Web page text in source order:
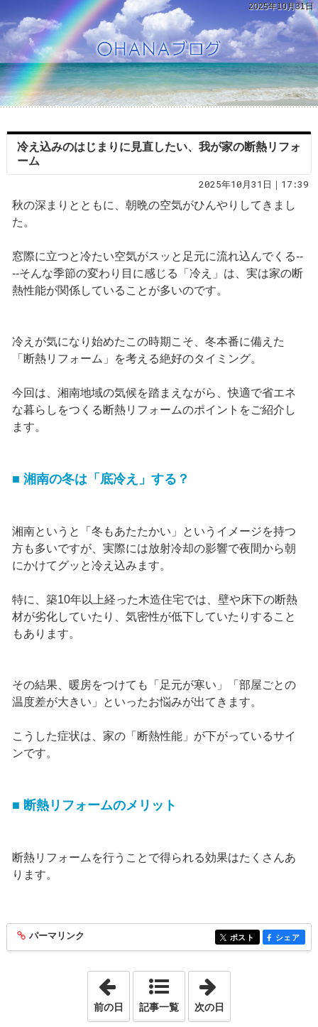
2025年10月31日
冷え込みのはじまりに見直したい、我が家の断熱リフォ
ーム
2025年10月31日｜17:39
秋の深まりとともに、朝晩の空気がひんやりしてきまし
た。
窓際に立つと冷たい空気がスッと足元に流れ込んでくる--
--そんな季節の変わり目に感じる「冷え」は、実は家の断
熱性能が関係していることが多いのです。
冷えが気になり始めたこの時期こそ、冬本番に備えた
「断熱リフォーム」を考える絶好のタイミング。
今回は、湘南地域の気候を踏まえながら、快適で省エネ
な暮らしをつくる断熱リフォームのポイントをご紹介し
ます。
■ 湘南の冬は「底冷え」する？
湘南というと「冬もあたたかい」というイメージを持つ
方も多いですが、実際には放射冷却の影響で夜間から朝
にかけてグッと冷え込みます。
特に、築10年以上経った木造住宅では、壁や床下の断熱
材が劣化していたり、気密性が低下していたりすること
もあります。
その結果、暖房をつけても「足元が寒い」「部屋ごとの
温度差が大きい」といったお悩みが出てきます。
こうした症状は、家の「断熱性能」が下がっているサイ
ンです。
■ 断熱リフォームのメリット
断熱リフォームを行うことで得られる効果はたくさんあ
ります。
entry413
パーマリンク entry413
ポスト entry413
シェア
「2025年10月15日」
前の日 記事一覧 次の日